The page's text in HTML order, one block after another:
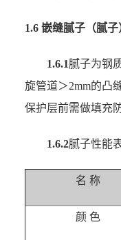
1.6 嵌缝腻子（腻子
1.6.1腻子为钢
旋管道＞2mm的凸
保护层前需做填充
1.6.2腻子性能
名 称
颜 色